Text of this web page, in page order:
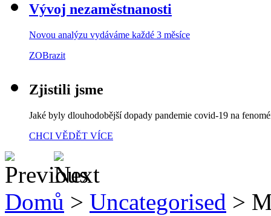
Vývoj nezaměstnanosti
Novou analýzu vydáváme každé 3 měsíce
ZOBrazit
Zjistili jsme
Jaké byly dlouhodobější dopady pandemie covid-19 na
CHCI VĚDĚT VÍCE
Domů > Uncategorised >